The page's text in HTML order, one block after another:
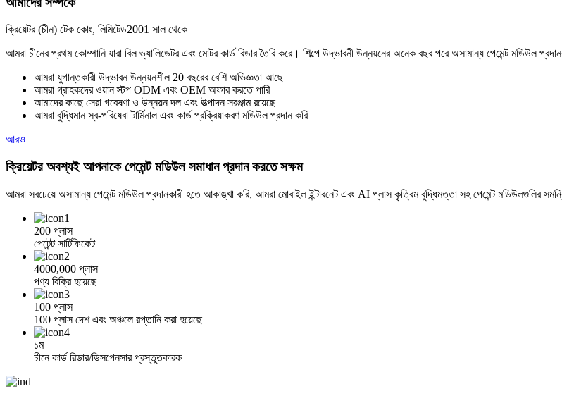
ক্রিয়েটর (চীন) টেক কোং, লিমিটেড2001 সাল থেকে
আমরা চীনের প্রথম কোম্পানি যারা বিল ভ্যালিডেটর এবং মোটর কার্ড রিডার তৈরি করে। শিল্পে উদ্ভাবনী উন্নয়নের অনেক বছর পরে অসামান্য পেমেন্ট মডিউল
আমরা যুগান্তকারী উদ্ভাবন উন্নয়নশীল 20 বছরের বেশি অভিজ্ঞতা আছে
আমরা গ্রাহকদের ওয়ান স্টপ ODM এবং OEM অফার করতে পারি
আমাদের কাছে সেরা গবেষণা ও উন্নয়ন দল এবং উত্পাদন সরঞ্জাম রয়েছে
আমরা বুদ্ধিমান স্ব-পরিষেবা টার্মিনাল এবং কার্ড প্রক্রিয়াকরণ মডিউল প্রদান করি
আরও
ক্রিয়েটর অবশ্যই আপনাকে পেমেন্ট মডিউল সমাধান প্রদান করতে সক্ষম
আমরা সবচেয়ে অসামান্য পেমেন্ট মডিউল প্রদানকারী হতে আকাঙ্খা করি, আমরা মোবাইল ইন্টারনেট এবং AI প্লাস কৃত্রিম বুদ্ধিমত্তা সহ পেমেন্ট মডিউলগুলির
200 প্লাস
পেটেন্ট সার্টিফিকেট
4000,000 প্লাস
পণ্য বিক্রি হয়েছে
100 প্লাস
100 প্লাস দেশ এবং অঞ্চলে রপ্তানি করা হয়েছে
১ম
চীনে কার্ড রিডার/ডিসপেনসার প্রস্তুতকারক